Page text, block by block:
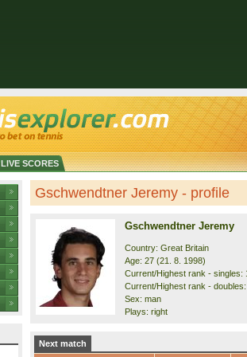
LIVE SCORES
Gschwendtner Jeremy - profile
Gschwendtner Jeremy
Country: Great Britain
Age: 27 (21. 8. 1998)
Current/Highest rank - singles:
Current/Highest rank -
Sex: man
Plays: right
Next match